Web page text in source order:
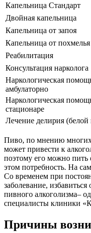
Капельница Стандарт
Двойная капельница
Капельница от запоя
Капельница от похмелья
Реабилитация
Консультация нарколога
Наркологическая
амбулаторно
Наркологическая
стационаре
Лечение делирия (белой
Пиво, по мнению
может привести к
поэтому его можно пить
этом потребность. На
Со временем при
заболевание,
пивного алкоголизма–
специалисты клиники
Причины